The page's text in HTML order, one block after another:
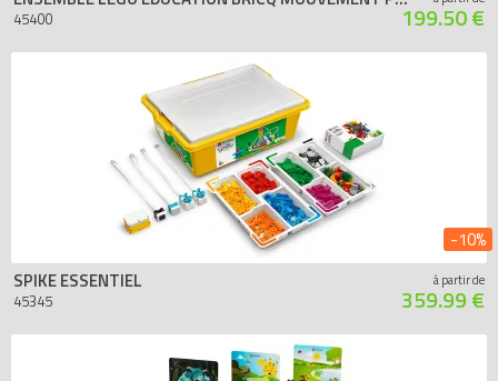
45400 199.50 €
SPIKE ESSENTIEL
45345
à partir de
359.99 €
-10%